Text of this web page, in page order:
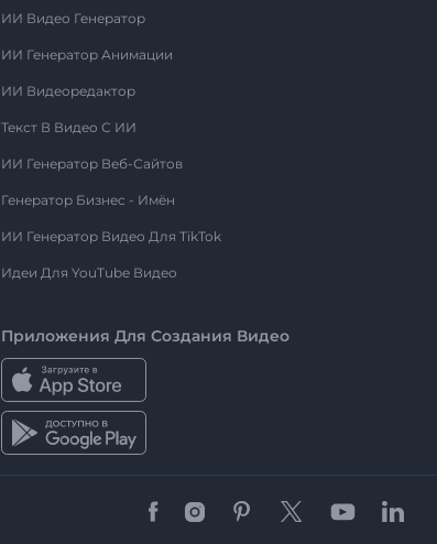
ИИ Видео Генератор
ИИ Генератор Анимации
ИИ Видеоредактор
Текст В Видео С ИИ
ИИ Генератор Веб-Сайтов
Генератор Бизнес - Имён
ИИ Генератор Видео Для TikTok
Идеи Для YouTube Видео
Приложения Для Создания Видео